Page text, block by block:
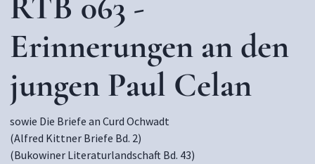
Erinnerungen an den
jungen Paul Celan
sowie Die Briefe an Curd Ochwadt
(Alfred Kittner Briefe Bd. 2)
(Bukowiner Literaturlandschaft Bd. 43)